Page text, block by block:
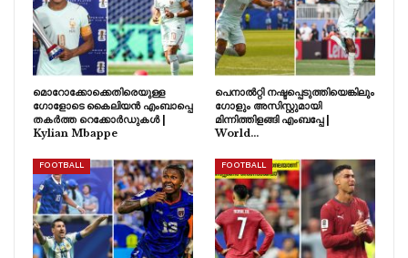
മൊറോക്കോക്കെതിരെയുള്ള
ഗോളോടെ കൈലിയൻ എംബാപ്പെ
തകർത്ത റെക്കോർഡുകൾ |
Kylian Mbappe
പെനാൽറ്റി നഷ്ടപ്പെടുത്തിയെങ്കിലും
ഗോളും അസിസ്റ്റുമായി
മിന്നിത്തിളങ്ങി എംബപ്പേ |
World…
FOOTBALL FOOTBALL